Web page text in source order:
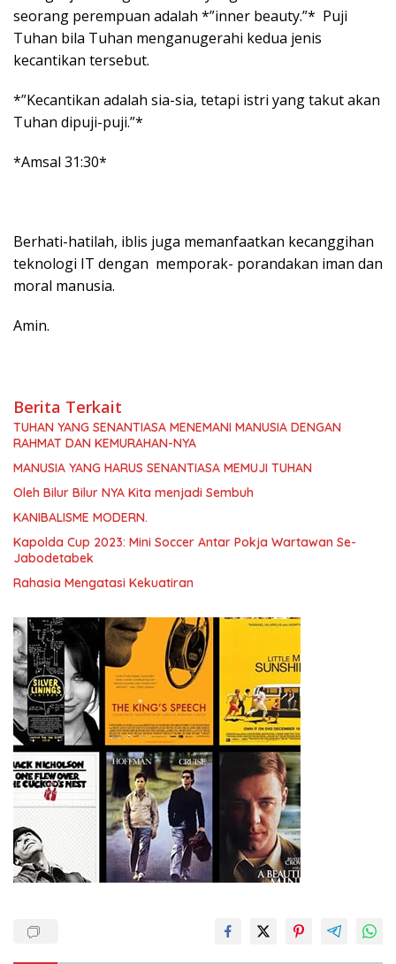
seorang perempuan adalah *”inner beauty.”* Puji
Tuhan bila Tuhan menganugerahi kedua jenis
kecantikan tersebut.
*”Kecantikan adalah sia-sia, tetapi istri yang takut akan
Tuhan dipuji-puji.”*
*Amsal 31:30*
Berhati-hatilah, iblis juga memanfaatkan kecanggihan
teknologi IT dengan memporak- porandakan iman dan
moral manusia.
Amin.
Berita Terkait
TUHAN YANG SENANTIASA MENEMANI MANUSIA DENGAN
RAHMAT DAN KEMURAHAN-NYA
MANUSIA YANG HARUS SENANTIASA MEMUJI TUHAN
Oleh Bilur Bilur NYA Kita menjadi Sembuh
KANIBALISME MODERN.
Kapolda Cup 2023: Mini Soccer Antar Pokja Wartawan Se-
Jabodetabek
Rahasia Mengatasi Kekuatiran